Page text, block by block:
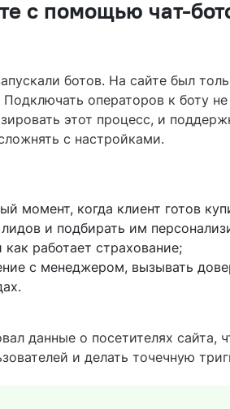
с помощью чат-
ботов. На сайте был
операторов к боту не
этот процесс, и
с настройками.
момент, когда клиент готов
лидов и подбирать им
как работает страхование;
с менеджером, вызывать
данные о посетителях сайта,
и делать точечную